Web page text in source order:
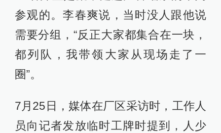
参观的。李春爽说，当时没人跟他说
需要分组，“反正大家都集合在一块，
都列队，我带领大家从现场走了一
圈”。
7月25日，媒体在厂区采访时，工作人
员向记者发放临时工牌时提到，人少